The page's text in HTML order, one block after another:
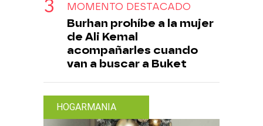
MOMENTO DESTACADO
Burhan prohíbe a la mujer
de Ali Kemal
acompañarles cuando
van a buscar a Buket
HOGARMANIA